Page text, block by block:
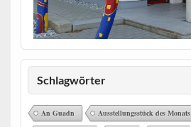
Schlagwörter
An Guadn Ausstellungsstück des Monats